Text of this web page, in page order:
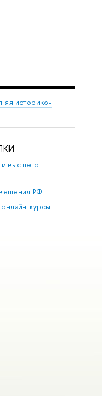
историко-
и высшего
РФ
курсы